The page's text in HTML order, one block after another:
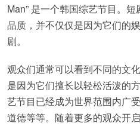
Man” 是一个韩国综艺节目。
品质，并不仅仅是因为它们的
剧。
观众们通常可以看到不同的文
是因为它们擅长以轻松活泼的
艺节目已经成为世界范围内广
道德等等。随着更多的观众开